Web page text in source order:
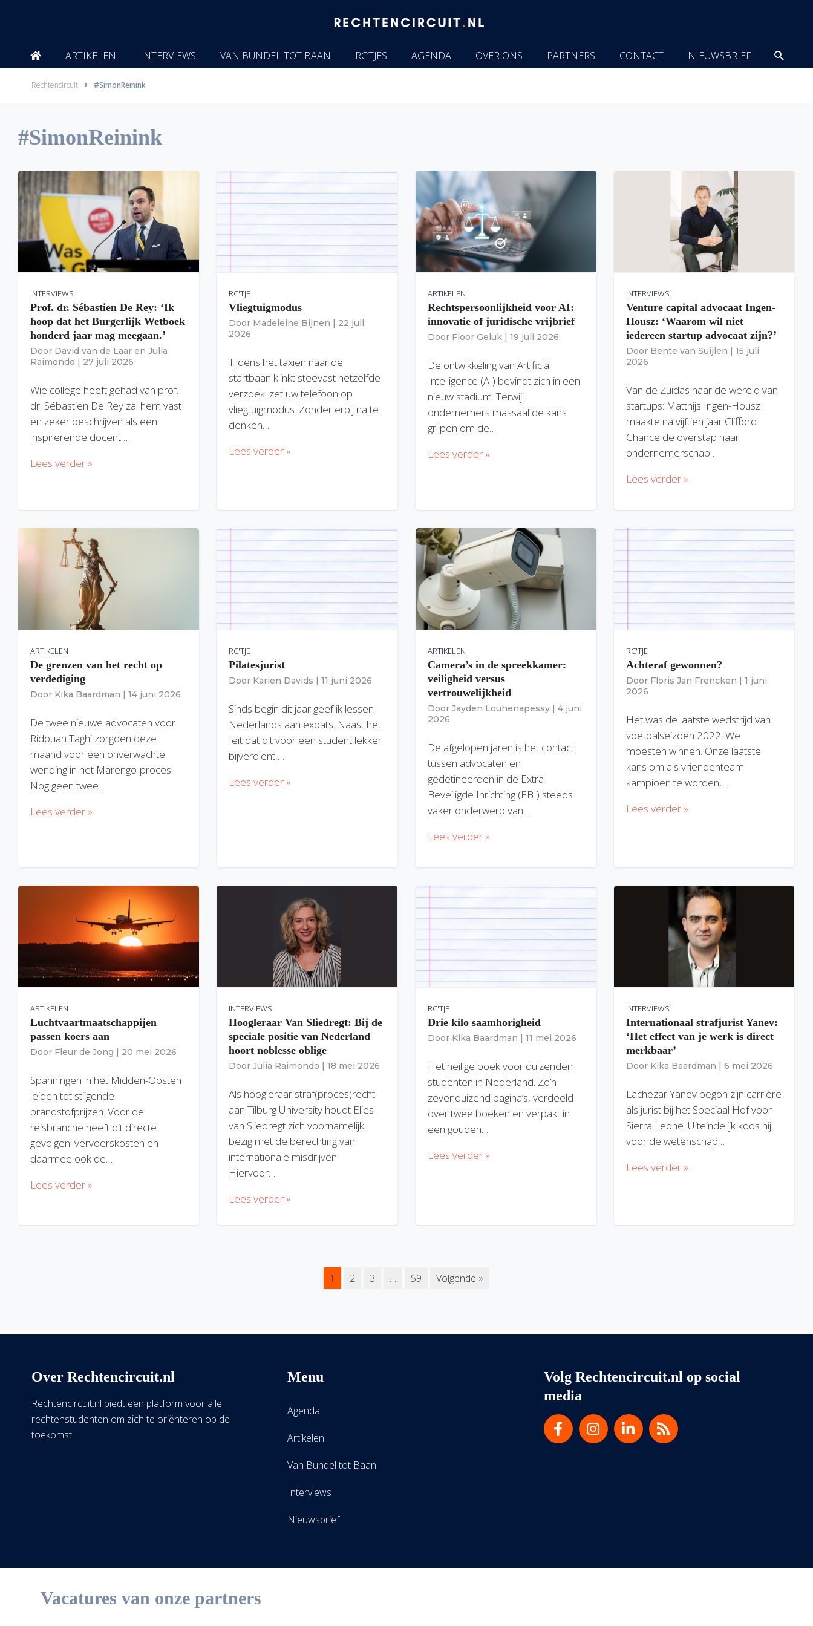
ARTIKELEN INTERVIEWS VAN BUNDEL TOT BAAN RC’TJES AGENDA OVER ONS PARTNERS CONTACT NIEUWSBRIEF
Rechtencircuit #SimonReinink
#SimonReinink
INTERVIEWS
Prof. dr. Sébastien De Rey: ‘Ik
hoop dat het Burgerlijk Wetboek
honderd jaar mag meegaan.’
Door David van de Laar en Julia
Raimondo | 27 juli 2026
Wie college heeft gehad van prof.
dr. Sébastien De Rey zal hem vast
en zeker beschrijven als een
inspirerende docent…
Lees verder »
RC'TJE
Vliegtuigmodus
Door Madeleine Bijnen | 22 juli
2026
Tijdens het taxiën naar de
startbaan klinkt steevast hetzelfde
verzoek: zet uw telefoon op
vliegtuigmodus. Zonder erbij na te
denken…
Lees verder »
ARTIKELEN
Rechtspersoonlijkheid voor AI:
innovatie of juridische vrijbrief
Door Floor Geluk | 19 juli 2026
De ontwikkeling van Artificial
Intelligence (AI) bevindt zich in een
nieuw stadium. Terwijl
ondernemers massaal de kans
grijpen om de…
Lees verder »
INTERVIEWS
Venture capital advocaat Ingen-
Housz: ‘Waarom wil niet
iedereen startup advocaat zijn?’
Door Bente van Suijlen | 15 juli
2026
Van de Zuidas naar de wereld van
startups: Matthijs Ingen-Housz
maakte na vijftien jaar Clifford
Chance de overstap naar
ondernemerschap…
Lees verder »
ARTIKELEN
De grenzen van het recht op
verdediging
Door Kika Baardman | 14 juni 2026
De twee nieuwe advocaten voor
Ridouan Taghi zorgden deze
maand voor een onverwachte
wending in het Marengo-proces.
Nog geen twee…
Lees verder »
RC'TJE
Pilatesjurist
Door Karien Davids | 11 juni 2026
Sinds begin dit jaar geef ik lessen
Nederlands aan expats. Naast het
feit dat dit voor een student lekker
bijverdient,…
Lees verder »
ARTIKELEN
Camera’s in de spreekkamer:
veiligheid versus
vertrouwelijkheid
Door Jayden Louhenapessy | 4 juni
2026
De afgelopen jaren is het contact
tussen advocaten en
gedetineerden in de Extra
Beveiligde Inrichting (EBI) steeds
vaker onderwerp van…
Lees verder »
RC'TJE
Achteraf gewonnen?
Door Floris Jan Frencken | 1 juni
2026
Het was de laatste wedstrijd van
voetbalseizoen 2022. We
moesten winnen. Onze laatste
kans om als vriendenteam
kampioen te worden,…
Lees verder »
ARTIKELEN
Luchtvaartmaatschappijen
passen koers aan
Door Fleur de Jong | 20 mei 2026
Spanningen in het Midden-Oosten
leiden tot stijgende
brandstofprijzen. Voor de
reisbranche heeft dit directe
gevolgen: vervoerskosten en
daarmee ook de…
Lees verder »
INTERVIEWS
Hoogleraar Van Sliedregt: Bij de
speciale positie van Nederland
hoort noblesse oblige
Door Julia Raimondo | 18 mei 2026
Als hoogleraar straf(proces)recht
aan Tilburg University houdt Elies
van Sliedregt zich voornamelijk
bezig met de berechting van
internationale misdrijven.
Hiervoor…
Lees verder »
RC'TJE
Drie kilo saamhorigheid
Door Kika Baardman | 11 mei 2026
Het heilige boek voor duizenden
studenten in Nederland. Zo’n
zevenduizend pagina’s, verdeeld
over twee boeken en verpakt in
een gouden…
Lees verder »
INTERVIEWS
Internationaal strafjurist Yanev:
‘Het effect van je werk is direct
merkbaar’
Door Kika Baardman | 6 mei 2026
Lachezar Yanev begon zijn carrière
als jurist bij het Speciaal Hof voor
Sierra Leone. Uiteindelijk koos hij
voor de wetenschap…
Lees verder »
1 2 3 … 59 Volgende »
Over Rechtencircuit.nl
Rechtencircuit.nl biedt een platform voor alle
rechtenstudenten om zich te oriënteren op de
toekomst.
Menu
Agenda
Artikelen
Van Bundel tot Baan
Interviews
Nieuwsbrief
Volg Rechtencircuit.nl op social
media
Vacatures van onze partners